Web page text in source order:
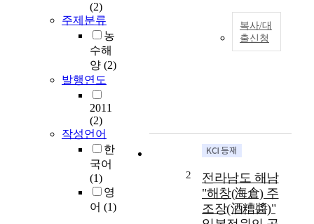
(2)
주제분류
농
수해
양 (2)
발행연도
2011
(2)
작성언어
한
국어
(1)
영
어 (1)
복사/대
출신청
2
전라남도 해남
"해창(海倉) 주
조장(酒糟醬)"